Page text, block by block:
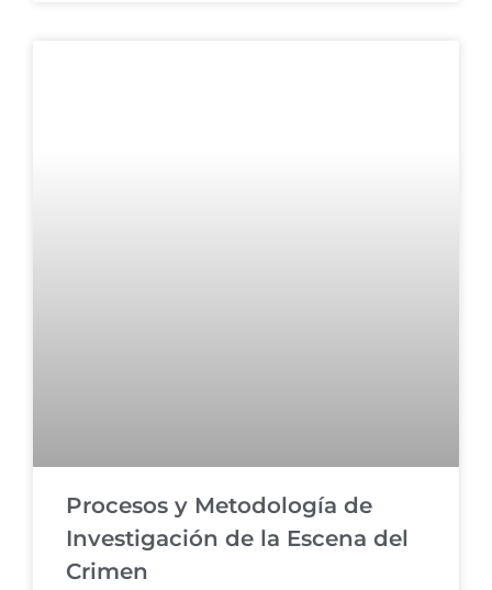
Procesos y Metodología de
Investigación de la Escena del
Crimen